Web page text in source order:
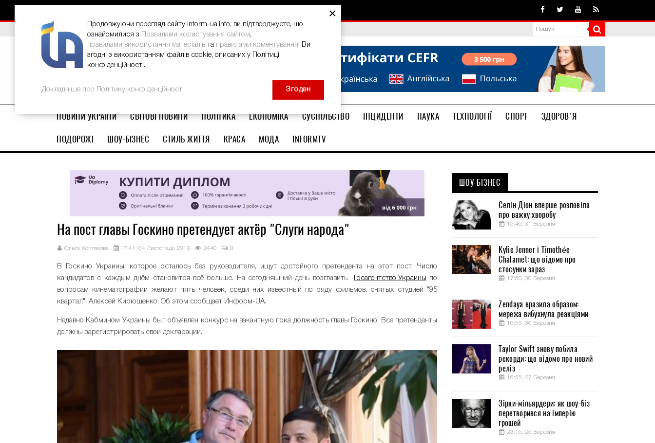
ВИБІР РЕДАКЦІЇ В Україні стартував ювілейний Global Teacher Prize-2026
НОВИНИ УКРАЇНИ СВІТОВІ НОВИНИ ПОЛІТИКА ЕКОНОМІКА СУСПІЛЬСТВО ІНЦИДЕНТИ НАУКА ТЕХНОЛОГІЇ СПОРТ
ЗДОРОВ'Я
ПОДОРОЖІ
ШОУ-БІЗНЕС СТИЛЬ ЖИТТЯ КРАСА МОДА INFORMTV
На пост главы Госкино претендует актёр "Слуги народа"
Ольга Коптякова 17:41, 04 Листопада 2019 2440 0
В Госкино Украины, которое осталось без руководителя, ищут достойного претендента на этот пост. Число
кандидатов с каждым днём становится всё больше. На сегодняшний день возглавить
Госагентство Украины по
вопросам кинематографии желают пять человек, среди них известный по ряду фильмов, снятых студией "95
квартал", Алексей Кирющенко. Об этом сообщает Информ-UA.
Недавно Кабмином Украины был объявлен конкурс на вакантную пока должность главы Госкино. Все претенденты
должны зарегистрировать свои декларации.
ШОУ-БІЗНЕС
Селін Діон вперше розповіла
про важку хворобу
15:46, 31 Березня
Kylie Jenner і Timothée
Chalamet: що відомо про
стосунки зараз
17:50, 30 Березня
Zendaya вразила образом:
мережа вибухнула реакціями
16:55, 30 Березня
Taylor Swift знову побила
рекорди: що відомо про новий
реліз
16:55, 27 Березня
Зірки-мільярдери: як шоу-біз
перетворився на імперію
грошей
23:15, 25 Березня
×
Продовжуючи перегляд сайту inform-ua.info, ви підтверджуєте, що
ознайомилися з
Правилами користування сайтом,
правилами використання матеріалів та правилами коментування. Ви
згодні з використанням файлів cookie, описаних у Політиці
конфіденційності.
Докладніше про Політику конфіденційності Згоден